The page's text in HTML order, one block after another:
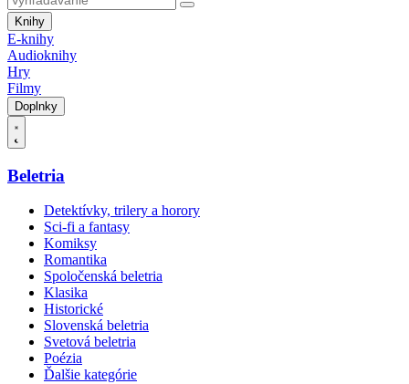
Knihy
E-knihy
Audioknihy
Hry
Filmy
Doplnky
Beletria
Detektívky, trilery a horory
Sci-fi a fantasy
Komiksy
Romantika
Spoločenská beletria
Klasika
Historické
Slovenská beletria
Svetová beletria
Poézia
Ďalšie kategórie